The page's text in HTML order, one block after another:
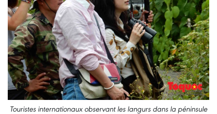
Touristes internationaux observant les langurs dans la péninsule